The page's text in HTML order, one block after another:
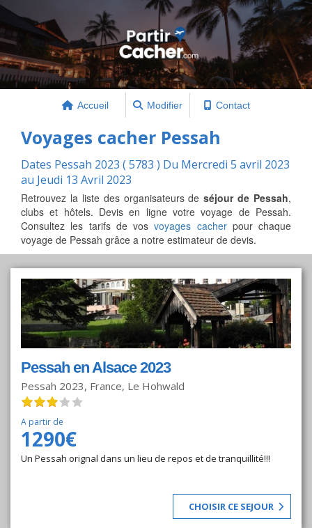
Accueil Modifier Contact
Voyages cacher Pessah
Dates Pessah 2023 ( 5783 ) Du Mercredi 5 avril 2023
au Jeudi 13 Avril 2023
Retrouvez la liste des organisateurs deséjour de Pessah,
clubs et hôtels. Devis en ligne votre voyage de Pessah.
Consultez les tarifs de vosvoyages cacherpour chaque
voyage de Pessah grâce a notre estimateur de devis.
Pessah en Alsace 2023
Pessah 2023, France, Le Hohwald
A partir de
1290€
Un Pessah orignal dans un lieu de repos et de tranquillité!!!
CHOISIR CE SEJOUR